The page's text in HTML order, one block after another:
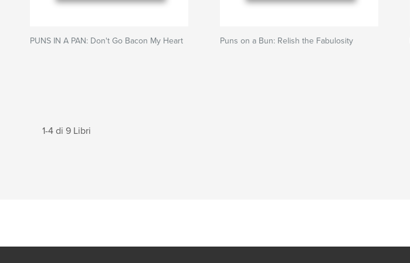
PUNS IN A PAN: Don't Go Bacon My Heart Puns on a Bun: Relish the Fabulosity
1-4 di 9 Libri